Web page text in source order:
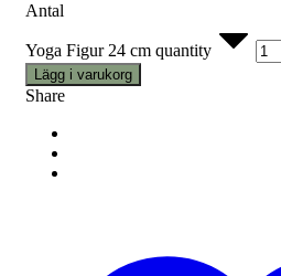
Antal
Yoga Figur 24 cm quantity
Lägg i varukorg
Share